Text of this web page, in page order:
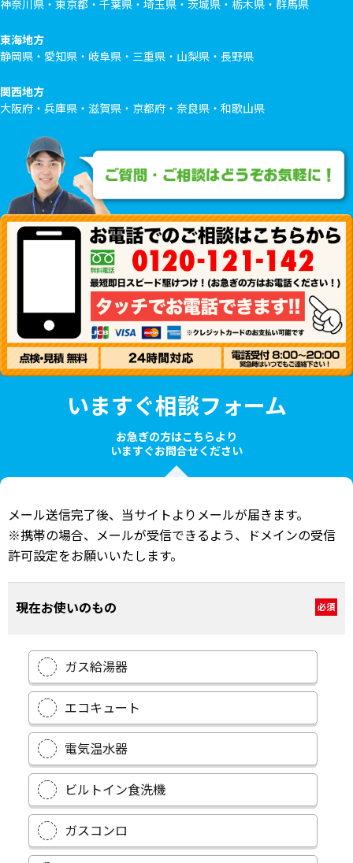
神奈川県・東京都・千葉県・埼玉県・茨城県・栃木県・群馬県
東海地方
静岡県・愛知県・岐阜県・三重県・山梨県・長野県
関西地方
大阪府・兵庫県・滋賀県・京都府・奈良県・和歌山県
いますぐ相談フォーム
お急ぎの方はこちらより
いますぐお問合せください
メール送信完了後、当サイトよりメールが届きます。
※携帯の場合、メールが受信できるよう、ドメインの受信
許可設定をお願いいたします。
現在お使いのもの 必須
ガス給湯器
エコキュート
電気温水器
ビルトイン食洗機
ガスコンロ